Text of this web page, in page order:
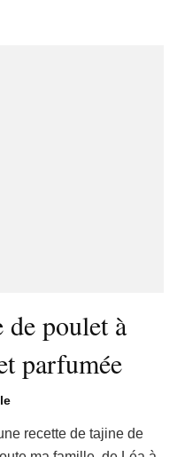
de poulet à
parfumée
recette de tajine de